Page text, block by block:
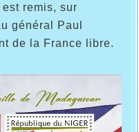
remis, sur
général Paul
de la France libre.